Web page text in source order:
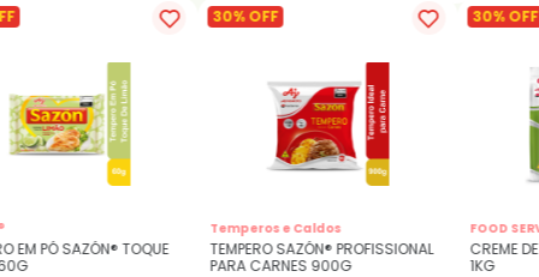
EM PÓ SAZÓN® TOQUE
30% OFF
Temperos e Caldos
TEMPERO SAZÓN® PROFISSIONAL
PARA CARNES 900G
30% OFF
FOOD
CREME
1KG